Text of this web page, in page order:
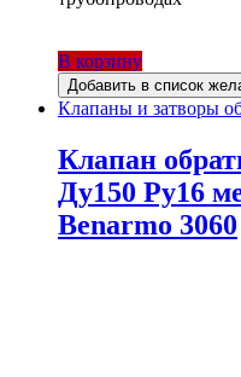
В корзину
Добавить в список
Клапаны и затворы
Клапан
Ду150 Ру16
Benarmo 3060